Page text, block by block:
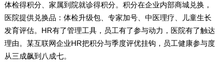
体检得积分、家属到院就诊得积分。积分在企业内部商城兑换，
医院提供兑换品：体检升级包、专家加号、中医理疗、儿童生长
发育评估。HR有了管理工具，员工有了参与动力，医院有了触达
理由。某互联网企业HR把积分与季度评优挂钩，员工健康参与度
从三成飙到八成七。